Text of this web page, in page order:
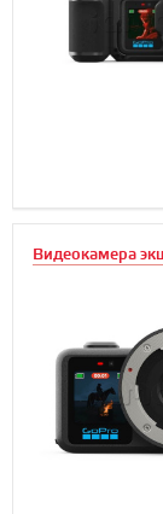
Видеокамера